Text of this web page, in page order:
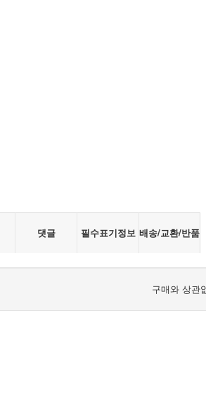
댓글 필수표기정보 배송/교환/반품
구매와 상관